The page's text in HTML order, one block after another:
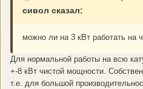
сивол сказал:
можно ли на 3 кВт работать на
Для нормальной работы на всю
+-8 кВт чистой мощности.
т.е. для большой